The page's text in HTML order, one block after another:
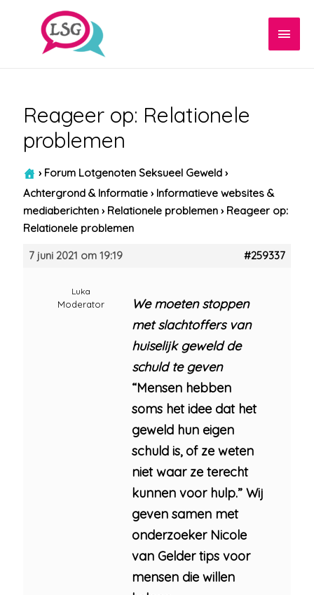
Reageer op: Relationele
problemen
› Forum Lotgenoten Seksueel Geweld ›
Achtergrond & Informatie › Informatieve websites &
mediaberichten › Relationele problemen › Reageer op:
Relationele problemen
7 juni 2021 om 19:19 #259337
Luka
Moderator
We moeten stoppen
met slachtoffers van
huiselijk geweld de
schuld te geven
“Mensen hebben
soms het idee dat het
geweld hun eigen
schuld is, of ze weten
niet waar ze terecht
kunnen voor hulp.” Wij
geven samen met
onderzoeker Nicole
van Gelder tips voor
mensen die willen